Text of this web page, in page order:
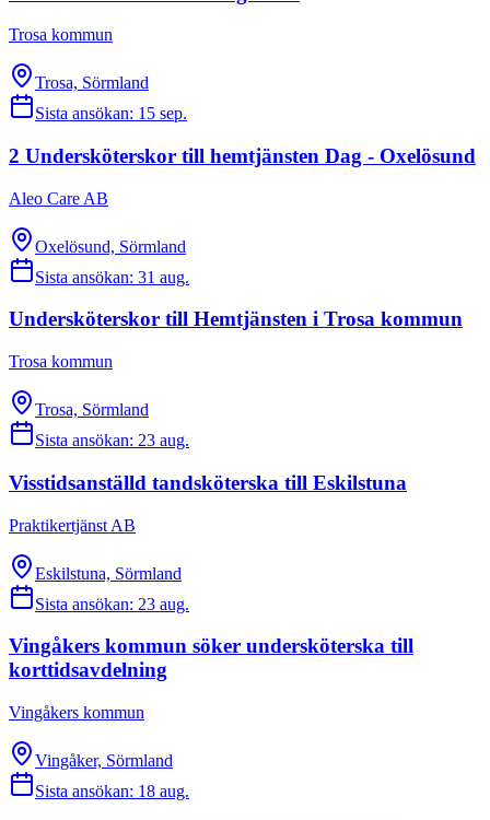
Trosa kommun
Trosa, Sörmland
Sista ansökan: 15 sep.
2 Undersköterskor till hemtjänsten Dag - Oxelösund
Aleo Care AB
Oxelösund, Sörmland
Sista ansökan: 31 aug.
Undersköterskor till Hemtjänsten i Trosa kommun
Trosa kommun
Trosa, Sörmland
Sista ansökan: 23 aug.
Visstidsanställd tandsköterska till Eskilstuna
Praktikertjänst AB
Eskilstuna, Sörmland
Sista ansökan: 23 aug.
Vingåkers kommun söker undersköterska till
korttidsavdelning
Vingåkers kommun
Vingåker, Sörmland
Sista ansökan: 18 aug.